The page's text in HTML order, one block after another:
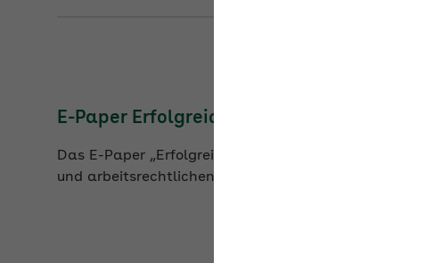
E-Paper Erfolgreich ausbilden
Das E-Paper „Erfolgreich ausbilden“ dient als
und arbeitsrechtlichen Grundlagen und